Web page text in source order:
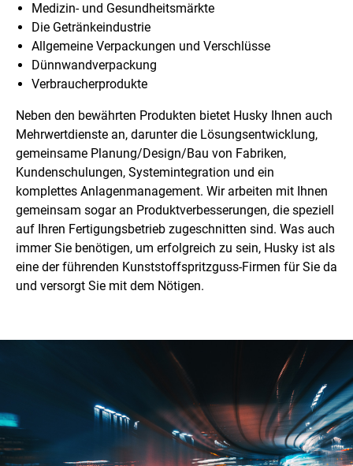
Medizin- und Gesundheitsmärkte
Die Getränkeindustrie
Allgemeine Verpackungen und Verschlüsse
Dünnwandverpackung
Verbraucherprodukte
Neben den bewährten Produkten bietet Husky Ihnen auch
Mehrwertdienste an, darunter die Lösungsentwicklung,
gemeinsame Planung/Design/Bau von Fabriken,
Kundenschulungen, Systemintegration und ein
komplettes Anlagenmanagement. Wir arbeiten mit Ihnen
gemeinsam sogar an Produktverbesserungen, die speziell
auf Ihren Fertigungsbetrieb zugeschnitten sind. Was auch
immer Sie benötigen, um erfolgreich zu sein, Husky ist als
eine der führenden Kunststoffspritzguss-Firmen für Sie da
und versorgt Sie mit dem Nötigen.